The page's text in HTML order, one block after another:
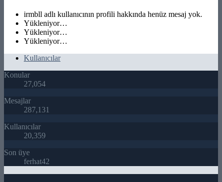
irmbll adlı kullanıcının profili hakkında henüz mesaj yok.
Yükleniyor…
Yükleniyor…
Yükleniyor…
Kullanıcılar
Konular
27,054
Mesajlar
287,131
Kullanıcılar
20,359
Son üye
ferhat42